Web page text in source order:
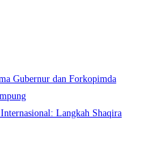
Gubernur dan Forkopimda
Langkah Shaqira